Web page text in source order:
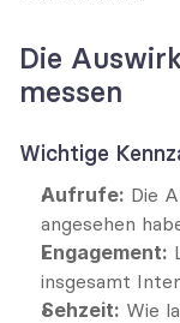
Die
messen
Wichtige
Aufrufe: Die
angesehen
Engagement:
insgesamt
Sehzeit: Wie